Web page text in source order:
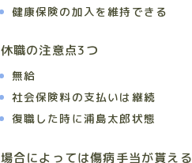
健康保険の加入を維持できる
休職の注意点3つ
無給
社会保険料の支払いは継続
復職した時に浦島太郎状態
場合によっては傷病手当が貰える